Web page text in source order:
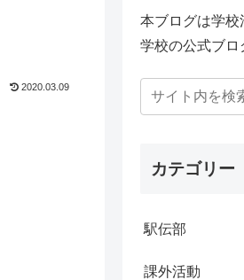
2020.03.09
本ブログは学校
学校の公式ブロ
カテゴリー
駅伝部
課外活動